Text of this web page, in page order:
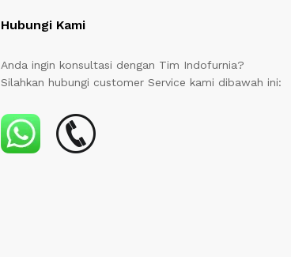
Hubungi Kami
Anda ingin konsultasi dengan Tim Indofurnia?
Silahkan hubungi customer Service kami dibawah ini: